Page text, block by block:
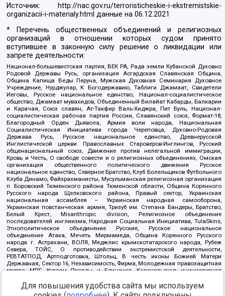
Источник:
http://nac.gov.ru/terroristicheskie-i-ekstremistskie-
organizacii-i-materialy.html данные на06.12.2021
* Перечень общественных объединений и религиозных
организаций в отношении которых судом принято
вступившее в законную силу решение о ликвидации или
запрете деятельности:
Национал-большевистская партия, ВЕК РА, Рада земли Кубанской Духовно
Родовой Державы Русь, организация Асгардская Славянская Община,
Община Капища Веды Перуна, Мужская Духовная Семинария Духовное
Учреждение, Нурджулар, К Богодержавию, Таблиги Джамаат, Свидетели
Иеговы, Русское национальное единство, Национал-социалистическое
общество, Джамаат мувахидов, Объединенный Вилайат Кабарды, Балкарии
и Карачая, Союз славян, Ат-Такфир Валь-Хиджра, Пит Буль, Национал-
социалистическая рабочая партия России, Славянский союз, Формат-18,
Благородный Орден Дьявола, Армия воли народа, Национальная
Социалистическая Инициатива города Череповца, Духовно-Родовая
Держава Русь, Русское национальное единство, Древнерусской
Инглистической церкви Православных Староверов-Инглингов, Русский
общенациональный союз, Движение против нелегальной иммиграции,
Кровь и Честь, О свободе совести и о религиозных объединениях, Омская
организация общественного политического движения Русское
национальное единство, Северное Братство, Клуб Болельщиков Футбольного
Клуба Динамо, Файзрахманисты, Мусульманская религиозная организация
п. Боровский Тюменского района Тюменской области, Община Коренного
Русского народа Щелковского района, Правый сектор, Украинская
национальная ассамблея – Украинская народная самооборона,
Украинская повстанческая армия, Тризуб им. Степана Бандеры, Братство,
Белый Крест, Misanthropic division, Религиозное объединение
последователей инглиизма, Народная Социальная Инициатива, TulaSkins,
Этнополитическое объединение Русские, Русское национальное
объединение Атака, Мечеть Мирмамеда, Община Коренного Русского
народа г. Астрахани, ВОЛЯ, Меджлис крымскотатарского народа, Рубеж
Севера, ТОЙС, О противодействии экстремистской деятельности,
РЕВТАТПОД, Артподготовка, Штольц, В честь иконы Божией Матери
Державная, Сектор 16, Независимость, Фирма, Молодежная правозащитная
группа МПГ, Курсом Правды и Единения, Каракольская инициативная
Благотворительный пансионат Ак Умут, Русская республика Русь,
Арестантское уголовное единство, Башкорт, Нация и свобода, W.H.С., Фалунь
Для повышения удобства сайта мы используем